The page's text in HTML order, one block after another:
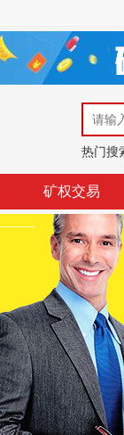
热门搜
矿权交易